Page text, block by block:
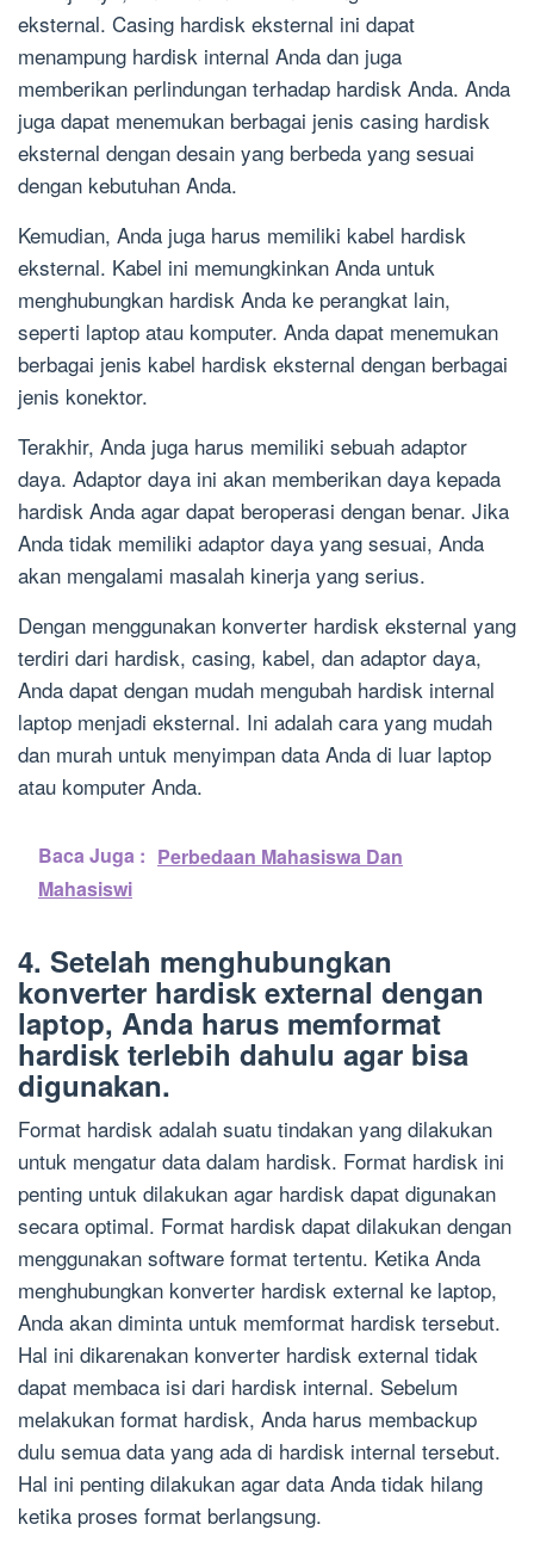
eksternal. Casing hardisk eksternal ini dapat
menampung hardisk internal Anda dan juga
memberikan perlindungan terhadap hardisk Anda. Anda
juga dapat menemukan berbagai jenis casing hardisk
eksternal dengan desain yang berbeda yang sesuai
dengan kebutuhan Anda.
Kemudian, Anda juga harus memiliki kabel hardisk
eksternal. Kabel ini memungkinkan Anda untuk
menghubungkan hardisk Anda ke perangkat lain,
seperti laptop atau komputer. Anda dapat menemukan
berbagai jenis kabel hardisk eksternal dengan berbagai
jenis konektor.
Terakhir, Anda juga harus memiliki sebuah adaptor
daya. Adaptor daya ini akan memberikan daya kepada
hardisk Anda agar dapat beroperasi dengan benar. Jika
Anda tidak memiliki adaptor daya yang sesuai, Anda
akan mengalami masalah kinerja yang serius.
Dengan menggunakan konverter hardisk eksternal yang
terdiri dari hardisk, casing, kabel, dan adaptor daya,
Anda dapat dengan mudah mengubah hardisk internal
laptop menjadi eksternal. Ini adalah cara yang mudah
dan murah untuk menyimpan data Anda di luar laptop
atau komputer Anda.
Baca Juga : Perbedaan Mahasiswa Dan
Mahasiswi
4. Setelah menghubungkan
konverter hardisk external dengan
laptop, Anda harus memformat
hardisk terlebih dahulu agar bisa
digunakan.
Format hardisk adalah suatu tindakan yang dilakukan
untuk mengatur data dalam hardisk. Format hardisk ini
penting untuk dilakukan agar hardisk dapat digunakan
secara optimal. Format hardisk dapat dilakukan dengan
menggunakan software format tertentu. Ketika Anda
menghubungkan konverter hardisk external ke laptop,
Anda akan diminta untuk memformat hardisk tersebut.
Hal ini dikarenakan konverter hardisk external tidak
dapat membaca isi dari hardisk internal. Sebelum
melakukan format hardisk, Anda harus membackup
dulu semua data yang ada di hardisk internal tersebut.
Hal ini penting dilakukan agar data Anda tidak hilang
ketika proses format berlangsung.